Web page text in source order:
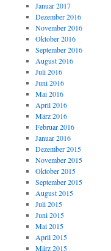
Januar 2017
Dezember 2016
November 2016
Oktober 2016
September 2016
August 2016
Juli 2016
Juni 2016
Mai 2016
April 2016
März 2016
Februar 2016
Januar 2016
Dezember 2015
November 2015
Oktober 2015
September 2015
August 2015
Juli 2015
Juni 2015
Mai 2015
April 2015
März 2015